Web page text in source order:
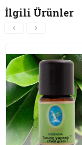
İlgili Ürünler